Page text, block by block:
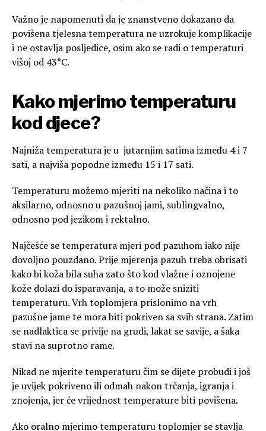
Važno je napomenuti da je znanstveno dokazano da
povišena tjelesna temperatura ne uzrokuje komplikacije
i ne ostavlja posljedice, osim ako se radi o temperaturi
višoj od 43°C.
Kako mjerimo temperaturu
kod djece?
Najniža temperatura je u jutarnjim satima između 4 i 7
sati, a najviša popodne između 15 i 17 sati.
Temperaturu možemo mjeriti na nekoliko načina i to
aksilarno, odnosno u pazušnoj jami, sublingvalno,
odnosno pod jezikom i rektalno.
Najčešće se temperatura mjeri pod pazuhom iako nije
dovoljno pouzdano. Prije mjerenja pazuh treba obrisati
kako bi koža bila suha zato što kod vlažne i oznojene
kože dolazi do isparavanja, a to može sniziti
temperaturu. Vrh toplomjera prislonimo na vrh
pazušne jame te mora biti pokriven sa svih strana. Zatim
se nadlaktica se privije na grudi, lakat se savije, a šaka
stavi na suprotno rame.
Nikad ne mjerite temperaturu čim se dijete probudi i još
je uvijek pokriveno ili odmah nakon trčanja, igranja i
znojenja, jer će vrijednost temperature biti povišena.
Ako oralno mjerimo temperaturu toplomjer se stavlja